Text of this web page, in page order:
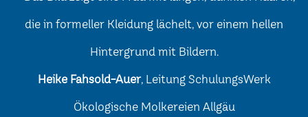
Heike Fahsold-Auer, Leitung SchulungsWerk
Ökologische Molkereien Allgäu